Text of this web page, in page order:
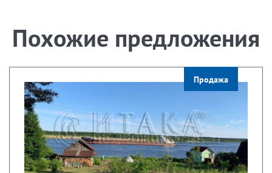
Похожие предложения
Продажа